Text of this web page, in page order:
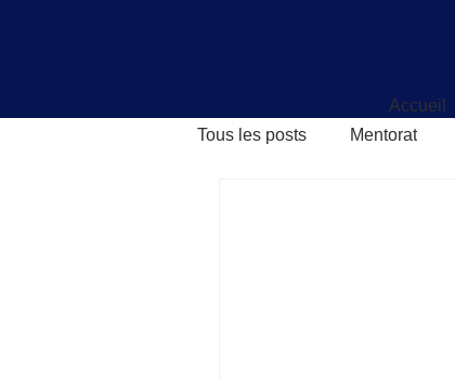
Accueil
Tous les posts Mentorat